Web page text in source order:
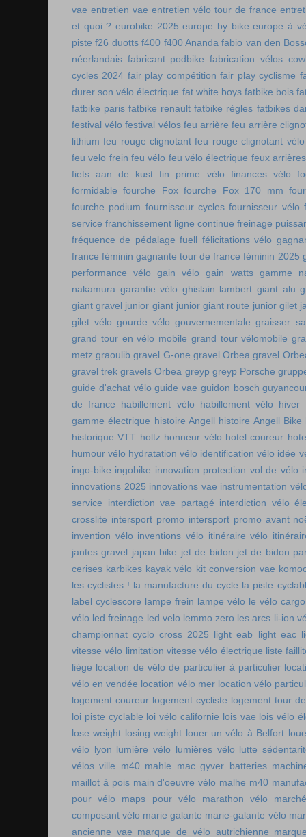
vae entretien vae entretien vélo tour de france
et quoi ? eurobike 2025 europe by bike europe à
piste f26 duotts f400 f400 Ananda fabio van den
néerlandais fabricant podbike fabrication vélos
cycles 2024 fair play compétition fair play cyclisme
durer son vélo électrique fat white boys fatbike bois
fatbike paris fatbike renault fatbike règles fatbikes
festival vélo festival vélos feu arrière feu arrière
lithium feu rouge clignotant feu rouge clignotant vélo
feu velo frein feu vélo feu vélo électrique feux
fiets aan de kust fin prime vélo finances vélo
formidable fourche Fox fourche Fox 170 mm
fourche podium fournisseur cycles fournisseur vélo
service franchissement ligne continue freinage
fréquence de pédalage fuell félicitations vélo
france féminin gagnante tour de france féminin 2025
performance vélo
gain vélo gain watts gamme
nakamura garantie vélo ghislain lambert giant alu
giant gravel junior giant junior giant route junior gilet
gilet vélo gourde vélo gouvernementale graisser
grand tour en vélo mobile grand tour vélomobile
metz graoulib gravel G-one gravel Orbea gravel
gravel trek gravels Orbea greyp greyp Porsche
guide d'achat vélo guide vae guidon bosch
de france
habillement vélo habillement vélo hiver
gamme électrique histoire Angell histoire Angell Bike
historique VTT holtz honneur vélo hotel coureur
humour vélo hydratation vélo identification vélo idée
ingo-bike ingobike innovation protection vol de vélo
innovations 2025 innovations vae instrumentation
service
interdiction vae partagé interdiction vélo
crosslite intersport promo intersport promo avant
invention vélo inventions vélo itinéraire vélo
jantes gravel japan bike jet de bidon jet de bidon
cerises karbikes kayak vélo kit conversion vae
les cyclistes ! la manufacture du cycle la piste
label cyclescore lampe frein lampe vélo le vélo
vélo led freinage led velo lemmo zero les arcs li-ion
championnat cyclo cross 2025 light eab light eac
vitesse vélo limitation vitesse vélo électrique liste
liège location de vélo de particulier à particulier
vélo en vendée location vélo mer location vélo
logement coureur logement cycliste logement tour
loi piste cyclable loi vélo californie lois vae lois vélo
lose weight losing weight louer un vélo à Belfort
vélo lyon lumière vélo lumières vélo lutte
vélos ville
m40 mahle mac gyver batteries
maillot à pois main d'oeuvre vélo malhe m40
pour vélo
maps pour vélo marathon vélo
composant vélo marie galante marie-galante vélo
ancienne vae marque de vélo autrichienne